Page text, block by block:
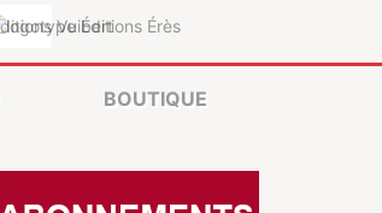
BOUTIQUE